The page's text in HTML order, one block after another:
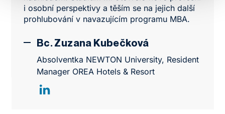
i osobní perspektivy a těším se na jejich další
prohlubování v navazujícím programu MBA.
Bc. Zuzana Kubečková
Absolventka NEWTON University, Resident
Manager OREA Hotels & Resort